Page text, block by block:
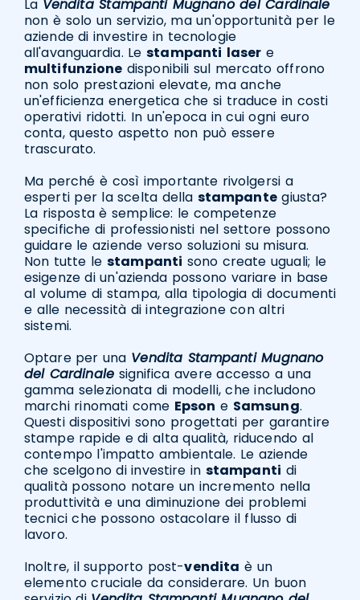
La Vendita Stampanti Mugnano del Cardinale
non è solo un servizio, ma un'opportunità per le
aziende di investire in tecnologie
all'avanguardia. Lestampanti laser e
multifunzione disponibili sul mercato offrono
non solo prestazioni elevate, ma anche
un'efficienza energetica che si traduce in costi
operativi ridotti. In un'epoca in cui ogni euro
conta, questo aspetto non può essere
trascurato.
Ma perché è così importante rivolgersi a
esperti per la scelta della stampantegiusta?
La risposta è semplice: le competenze
specifiche di professionisti nel settore possono
guidare le aziende verso soluzioni su misura.
Non tutte lestampanti sono create uguali; le
esigenze di un'azienda possono variare in base
al volume di stampa, alla tipologia di documenti
e alle necessità di integrazione con altri
sistemi.
Optare per una Vendita Stampanti Mugnano
del Cardinalesignifica avere accesso a una
gamma selezionata di modelli, che includono
marchi rinomati come Epson e Samsung.
Questi dispositivi sono progettati per garantire
stampe rapide e di alta qualità, riducendo al
contempo l'impatto ambientale. Le aziende
che scelgono di investire in stampanti di
qualità possono notare un incremento nella
produttività e una diminuzione dei problemi
tecnici che possono ostacolare il flusso di
lavoro.
Inoltre, il supporto post-vendita è un
elemento cruciale da considerare. Un buon